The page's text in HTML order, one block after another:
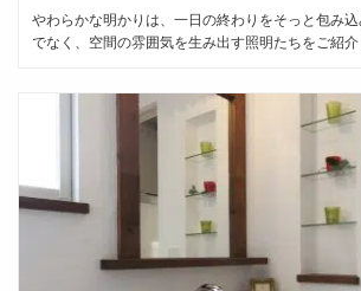
やわらかな明かりは、一日の終わりをそっと包み
でなく、空間の雰囲気を生み出す照明たちをご紹介